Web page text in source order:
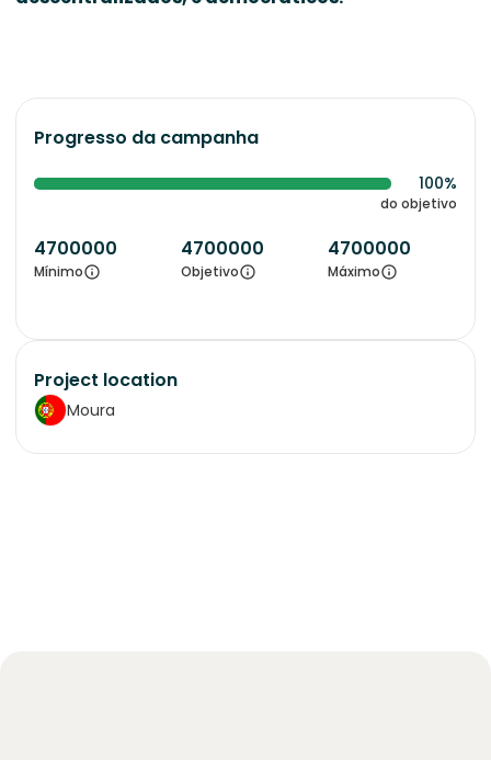
Progresso da campanha
100%
do objetivo
4700000
Mínimo
4700000
Objetivo
4700000
Máximo
Project location
Moura